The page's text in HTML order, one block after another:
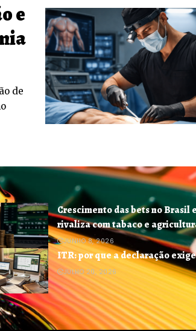
e
de
Crescimento das bets no Brasil
rivaliza com tabaco e
JUNHO 8, 2026
ITR: por que a declaração
JULHO 20, 2026